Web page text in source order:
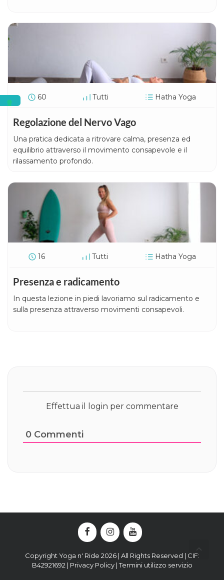
60 Tutti Hatha Yoga
Regolazione del Nervo Vago
Una pratica dedicata a ritrovare calma, presenza ed
equilibrio attraverso il movimento consapevole e il
rilassamento profondo.
16 Tutti Hatha Yoga
Presenza e radicamento
In questa lezione in piedi lavoriamo sul radicamento e
sulla presenza attraverso movimenti consapevoli.
Effettua il login per commentare
0 Commenti
Copyright Yoga n' Ride 2026 | All Rights Reserved | CIF:
B42921692 | Privacy Policy|Termini utilizzo servizio